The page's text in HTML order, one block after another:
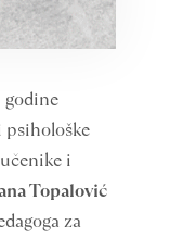
godine
psihološke
i
Topalović
za